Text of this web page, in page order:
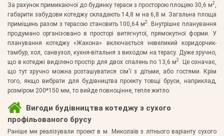
За рахунок примикаючої до будинку тераси з просторою площею 30,6 м2
габарити забудови котеджу складають 14,8 м на 6,8 м. Загальна площа
приміщень разом з терасою становить 100,64 м2
. Внутрішнє планування
продумано організовано в просторі витягнутої, прямокутної форми. У
планування котеджу «Жакона» включається невеликий коридорчик-
тамбур, хол, санвузол, кухня-вітальня з виходом на терасу. Дуже зручно,
що в котеджі виділено простір для двох спалень по 13,6 м2
. Це означає,
що тут зручно можна розташуватися сім'ї з дітьми, або гостями. Крім
того, якщо вибрати для будівництва проекту товщі бруси, наприклад,
розміром 200*150 мм, то вийде повноцінне, тепле житло.
Вигоди будівництва котеджу з сухого
профільованого брусу
Раніше ми реалізували проект в м. Миколаїв з літнього варіанту сухого